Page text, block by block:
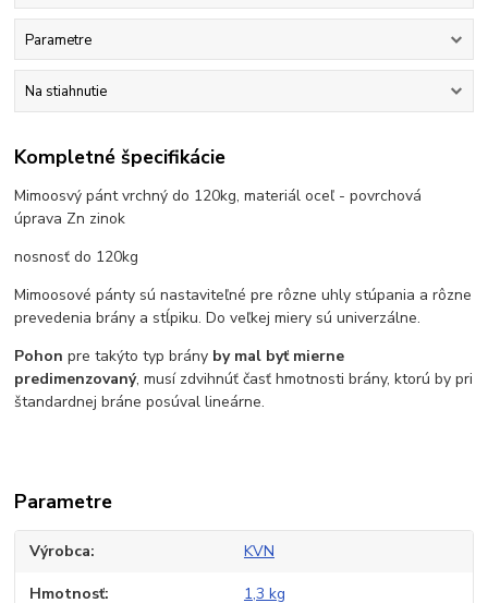
Parametre
Na stiahnutie
Kompletné špecifikácie
Mimoosvý pánt vrchný do 120kg, materiál oceľ - povrchová
úprava Zn zinok
nosnosť do 120kg
Mimoosové pánty sú nastaviteľné pre rôzne uhly stúpania a rôzne
prevedenia brány a stĺpiku. Do veľkej miery sú univerzálne.
Pohon pre takýto typ brány by mal byť mierne
predimenzovaný, musí zdvihnúť časť hmotnosti brány, ktorú by pri
štandardnej bráne posúval lineárne.
Parametre
Výrobca KVN
Hmotnosť 1,3 kg